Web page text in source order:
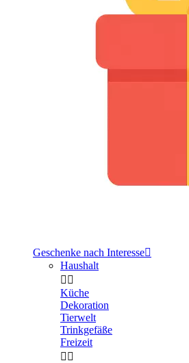
Geschenke nach Interesse
Haushalt
 
Küche
Dekoration
Tierwelt
Trinkgefäße
Freizeit
 